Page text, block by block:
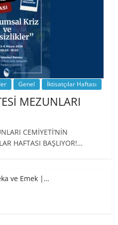
Genel İktisatçılar Haftası
MEZUNLARI
CEMİYETİ’NİN
HAFTASI BAŞLIYOR!…
ve Emek |…